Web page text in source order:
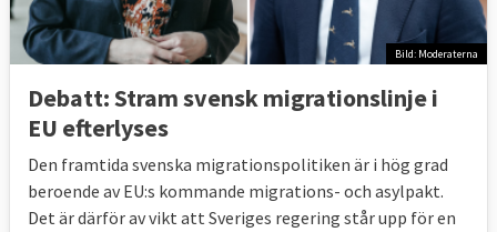
Bild: Moderaterna
Debatt: Stram svensk migrationslinje i
EU efterlyses
Den framtida svenska migrationspolitiken är i hög grad
beroende av EU:s kommande migrations- och asylpakt.
Det är därför av vikt att Sveriges regering står upp för en